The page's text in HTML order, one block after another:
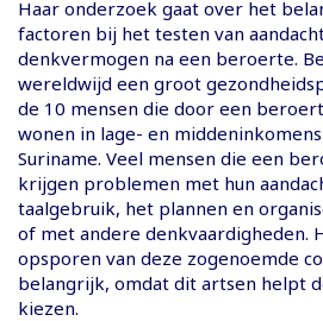
Haar onderzoek gaat over het
factoren bij het testen van
denkvermogen na een beroerte.
wereldwijd een groot
de 10 mensen die door een
wonen in lage- en
Suriname. Veel mensen die een
krijgen problemen met hun
taalgebruik, het plannen en
of met andere denkvaardigheden.
opsporen van deze zogenoemde
belangrijk, omdat dit artsen helpt
kiezen.